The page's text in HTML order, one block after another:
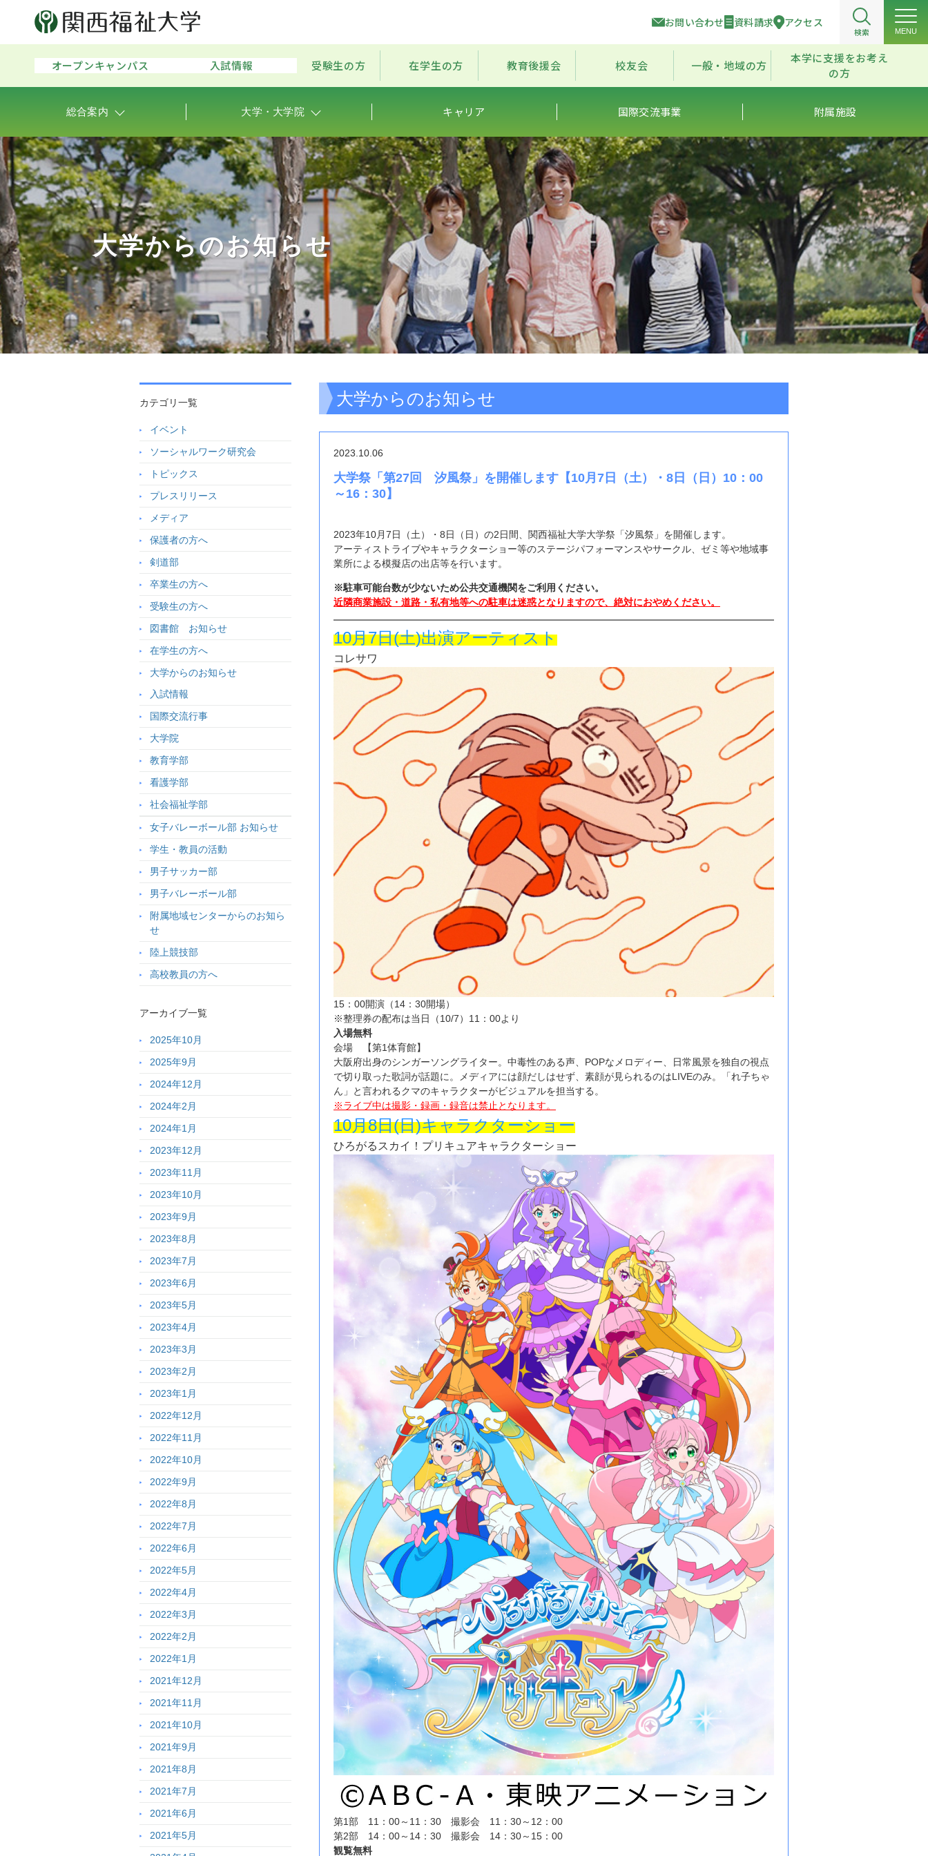
お問い合わせ 資料請求 アクセス
検索 MENU
オープンキャンパス 入試情報 受験生の方 在学生の方 教育後援会 校友会 一般・地域の方
本学に支援をお考え
の方
総合案内 大学・大学院 キャリア 国際交流事業 附属施設
大学からのお知らせ
大学からのお知らせ
2023.10.06
大学祭「第27回 汐風祭」を開催します【10月7日（土）・8日（日）10：00
～16：30】
2023年10月7日（土）・8日（日）の2日間、関西福祉大学大学祭「汐風祭」を開催します。
アーティストライブやキャラクターショー等のステージパフォーマンスやサークル、ゼミ等や地域事
業所による模擬店の出店等を行います。
※駐車可能台数が少ないため公共交通機関をご利用ください。
近隣商業施設・道路・私有地等への駐車は迷惑となりますので、絶対におやめください。
10月7日(土)出演アーティスト
コレサワ
15：00開演（14：30開場）
※整理券の配布は当日（10/7）11：00より
入場無料
会場 【第1体育館】
大阪府出身のシンガーソングライター。中毒性のある声、POPなメロディー、日常風景を独自の視点
で切り取った歌詞が話題に。メディアには顔だしはせず、素顔が見られるのはLIVEのみ。「れ子ちゃ
ん」と言われるクマのキャラクターがビジュアルを担当する。
※ライブ中は撮影・録画・録音は禁止となります。
10月8日(日)キャラクターショー
ひろがるスカイ！プリキュアキャラクターショー
第1部 11：00～11：30 撮影会 11：30～12：00
第2部 14：00～14：30 撮影会 14：30～15：00
観覧無料
カテゴリ一覧
イベント
ソーシャルワーク研究会
トピックス
プレスリリース
メディア
保護者の方へ
剣道部
卒業生の方へ
受験生の方へ
図書館 お知らせ
在学生の方へ
大学からのお知らせ
入試情報
国際交流行事
大学院
教育学部
看護学部
社会福祉学部
女子バレーボール部 お知らせ
学生・教員の活動
男子サッカー部
男子バレーボール部
附属地域センターからのお知ら
せ
陸上競技部
高校教員の方へ
アーカイブ一覧
2025年10月
2025年9月
2024年12月
2024年2月
2024年1月
2023年12月
2023年11月
2023年10月
2023年9月
2023年8月
2023年7月
2023年6月
2023年5月
2023年4月
2023年3月
2023年2月
2023年1月
2022年12月
2022年11月
2022年10月
2022年9月
2022年8月
2022年7月
2022年6月
2022年5月
2022年4月
2022年3月
2022年2月
2022年1月
2021年12月
2021年11月
2021年10月
2021年9月
2021年8月
2021年7月
2021年6月
2021年5月